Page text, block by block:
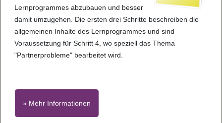
Lernprogrammes abzubauen und besser
damit umzugehen. Die ersten drei Schritte beschreiben die
allgemeinen Inhalte des Lernprogrammes und sind
Voraussetzung für Schritt 4, wo speziell das Thema
"Partnerprobleme" bearbeitet wird.
» Mehr Informationen